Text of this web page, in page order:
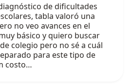
de dificultades
tabla valoró una
no veo avances en el
básico y quiero buscar
colegio pero no sé a cuál
para este tipo de
costo…